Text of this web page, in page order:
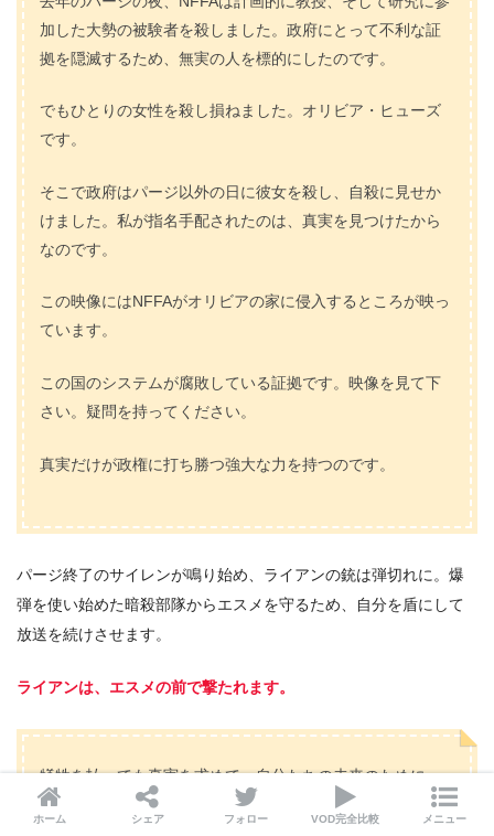
加した大勢の被験者を殺しました。政府にとって不利な証
拠を隠滅するため、無実の人を標的にしたのです。
でもひとりの女性を殺し損ねました。オリビア・ヒューズ
です。
そこで政府はパージ以外の日に彼女を殺し、自殺に見せか
けました。私が指名手配されたのは、真実を見つけたから
なのです。
この映像にはNFFAがオリビアの家に侵入するところが映っ
ています。
この国のシステムが腐敗している証拠です。映像を見て下
さい。疑問を持ってください。
真実だけが政権に打ち勝つ強大な力を持つのです。
パージ終了のサイレンが鳴り始め、ライアンの銃は弾切れに。爆
弾を使い始めた暗殺部隊からエスメを守るため、自分を盾にして
放送を続けさせます。
ライアンは、エスメの前で撃たれます。
犠牲を払っても真実を求めて。自分たちの未来のために。
ソフィア聞いてる？愛してる。
ホーム シェア フォロー VOD完全比較 メニュー